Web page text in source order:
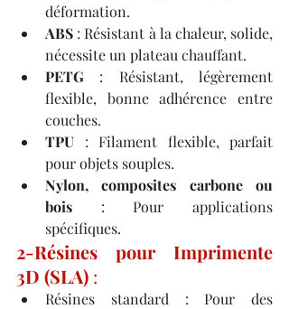
déformation.
ABS : Résistant à la chaleur, solide,
nécessite un plateau chauffant.
PETG : Résistant, légèrement
flexible, bonne adhérence entre
couches.
TPU : Filament flexible, parfait
pour objets souples.
Nylon, composites carbone ou
bois : Pour applications
spécifiques.
2-Résines pour Imprimente
3D (SLA) :
Résines standard : Pour des